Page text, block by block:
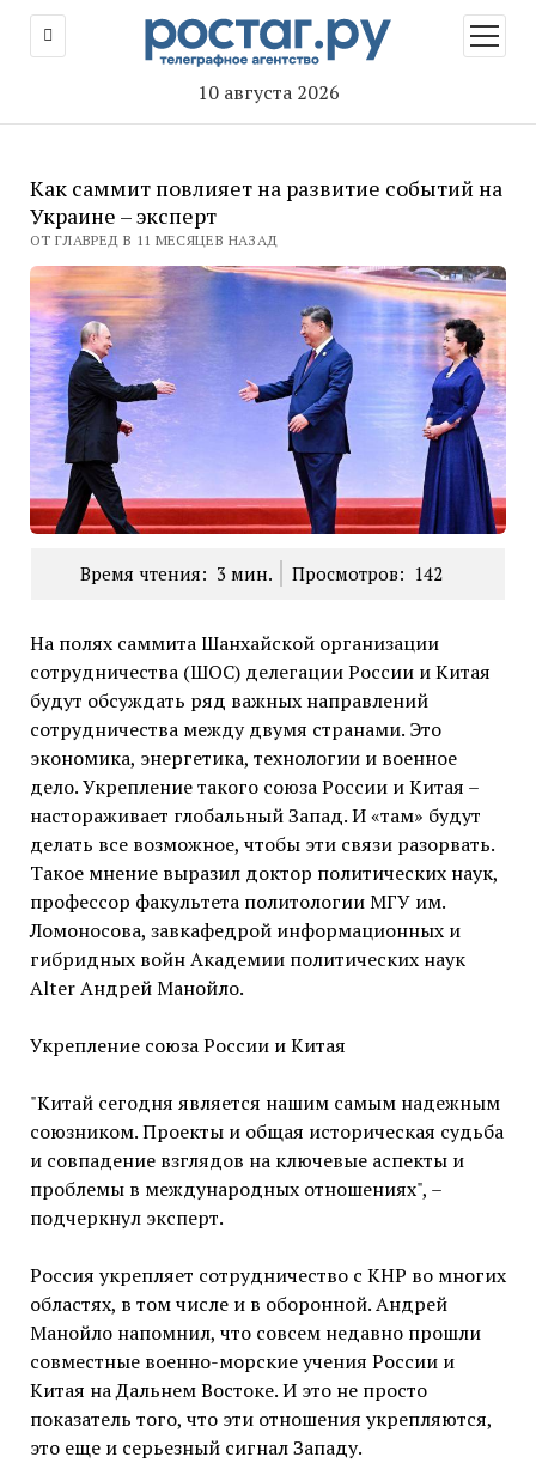
10 августа 2026
меню
Как саммит повлияет на развитие событий на
Украине – эксперт
ОТ ГЛАВРЕД В 11 МЕСЯЦЕВ НАЗАД
Время чтения: 3 мин. Просмотров: 142
На полях саммита Шанхайской организации
сотрудничества (ШОС) делегации России и Китая
будут обсуждать ряд важных направлений
сотрудничества между двумя странами. Это
экономика, энергетика, технологии и военное
дело. Укрепление такого союза России и Китая –
настораживает глобальный Запад. И «там» будут
делать все возможное, чтобы эти связи разорвать.
Такое мнение выразил доктор политических наук,
профессор факультета политологии МГУ им.
Ломоносова, завкафедрой информационных и
гибридных войн Академии политических наук
Alter Андрей Манойло.
Укрепление союза России и Китая
"Китай сегодня является нашим самым надежным
союзником. Проекты и общая историческая судьба
и совпадение взглядов на ключевые аспекты и
проблемы в международных отношениях", –
подчеркнул эксперт.
Россия укрепляет сотрудничество с КНР во многих
областях, в том числе и в оборонной. Андрей
Манойло напомнил, что совсем недавно прошли
совместные военно-морские учения России и
Китая на Дальнем Востоке. И это не просто
показатель того, что эти отношения укрепляются,
это еще и серьезный сигнал Западу.